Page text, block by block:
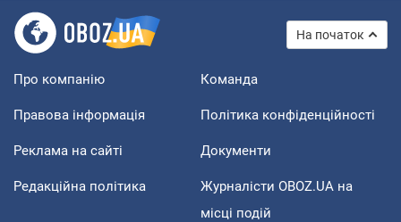
На початок
Про компанію Команда
Правова інформація Політика конфіденційності
Реклама на сайті Документи
Редакційна політика
Журналісти OBOZ.UA на
місці подій